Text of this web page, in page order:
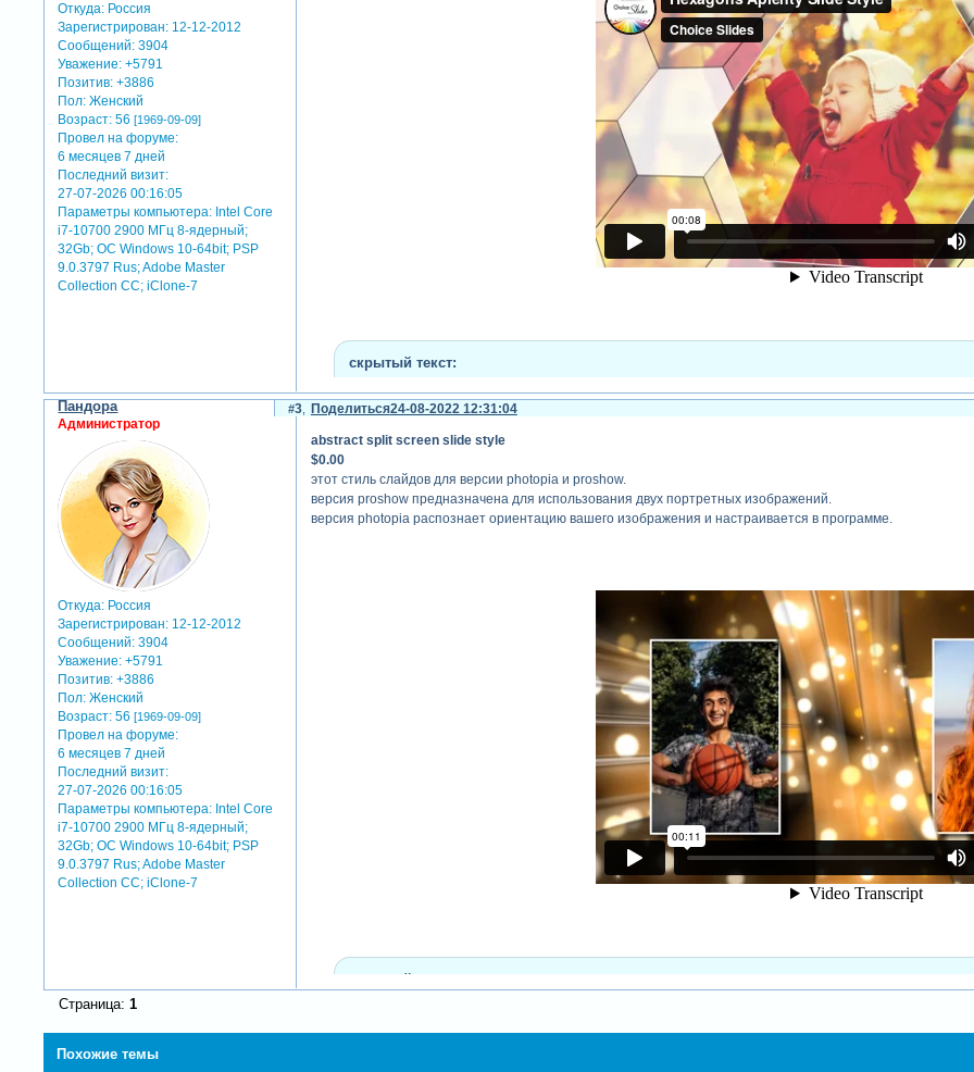
Откуда: Россия
Зарегистрирован: 12-12-2012
Сообщений: 3904
Уважение: +5791
Позитив: +3886
Пол: Женский
Возраст: 56[1969-09-09]
Провел на форуме:
6 месяцев 7 дней
Последний визит:
27-07-2026 00:16:05
Параметры компьютера: Intel Core
i7-10700 2900 МГц 8-ядерный;
32Gb; ОС Windows 10-64bit; PSP
9.0.3797 Rus; Adobe Master
Collection СС; iClone-7
скрытый текст:
для просмотра скрытого текста -Зарегистрируйтесь, чтобы увидеть ссылкиилизарегистрируйтесь.
Поделиться
3 24-08-2022 12:31:04
Пандора
Администратор
Откуда: Россия
Зарегистрирован: 12-12-2012
Сообщений: 3904
Уважение: +5791
Позитив: +3886
Пол: Женский
Возраст: 56[1969-09-09]
Провел на форуме:
6 месяцев 7 дней
Последний визит:
27-07-2026 00:16:05
Параметры компьютера: Intel Core
i7-10700 2900 МГц 8-ядерный;
32Gb; ОС Windows 10-64bit; PSP
9.0.3797 Rus; Adobe Master
Collection СС; iClone-7
abstract split screen slide style
$0.00
этот стиль слайдов для версии photopia и proshow.
версия proshow предназначена для использования двух портретных изображений.
версия photopia распознает ориентацию вашего изображения и настраивается в программе.
скрытый текст:
Страница: 1
Похожие темы